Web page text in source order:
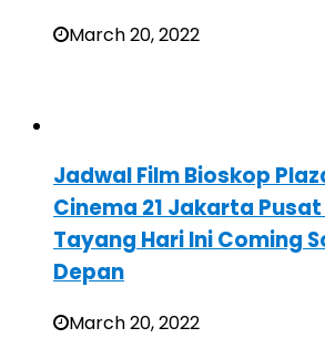
March 20, 2022
Jadwal Film Bioskop
Cinema 21 Jakarta
Tayang Hari Ini Coming
Depan
March 20, 2022